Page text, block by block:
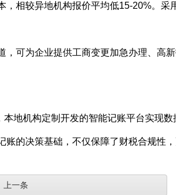
相较异地机构报价平均低15-20%。
，可为企业提供工商变更加急办理、高
地机构定制开发的智能记账平台实现
账的决策基础，不仅保障了财税合规
上一条